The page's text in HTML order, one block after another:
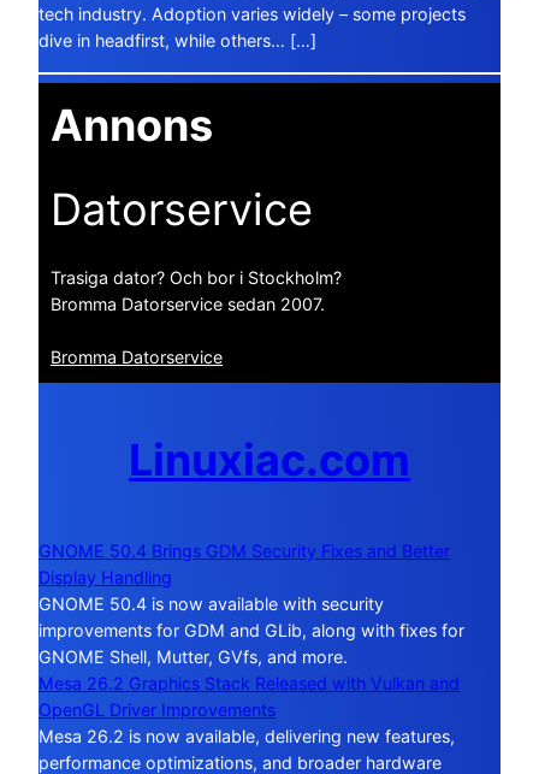
tech industry. Adoption varies widely – some projects
dive in headfirst, while others… […]
Annons
Datorservice
Trasiga dator? Och bor i Stockholm?
Bromma Datorservice sedan 2007.
Bromma Datorservice
Linuxiac.com
GNOME 50.4 Brings GDM Security Fixes and Better
Display Handling
GNOME 50.4 is now available with security
improvements for GDM and GLib, along with fixes for
GNOME Shell, Mutter, GVfs, and more.
Mesa 26.2 Graphics Stack Released with Vulkan and
OpenGL Driver Improvements
Mesa 26.2 is now available, delivering new features,
performance optimizations, and broader hardware